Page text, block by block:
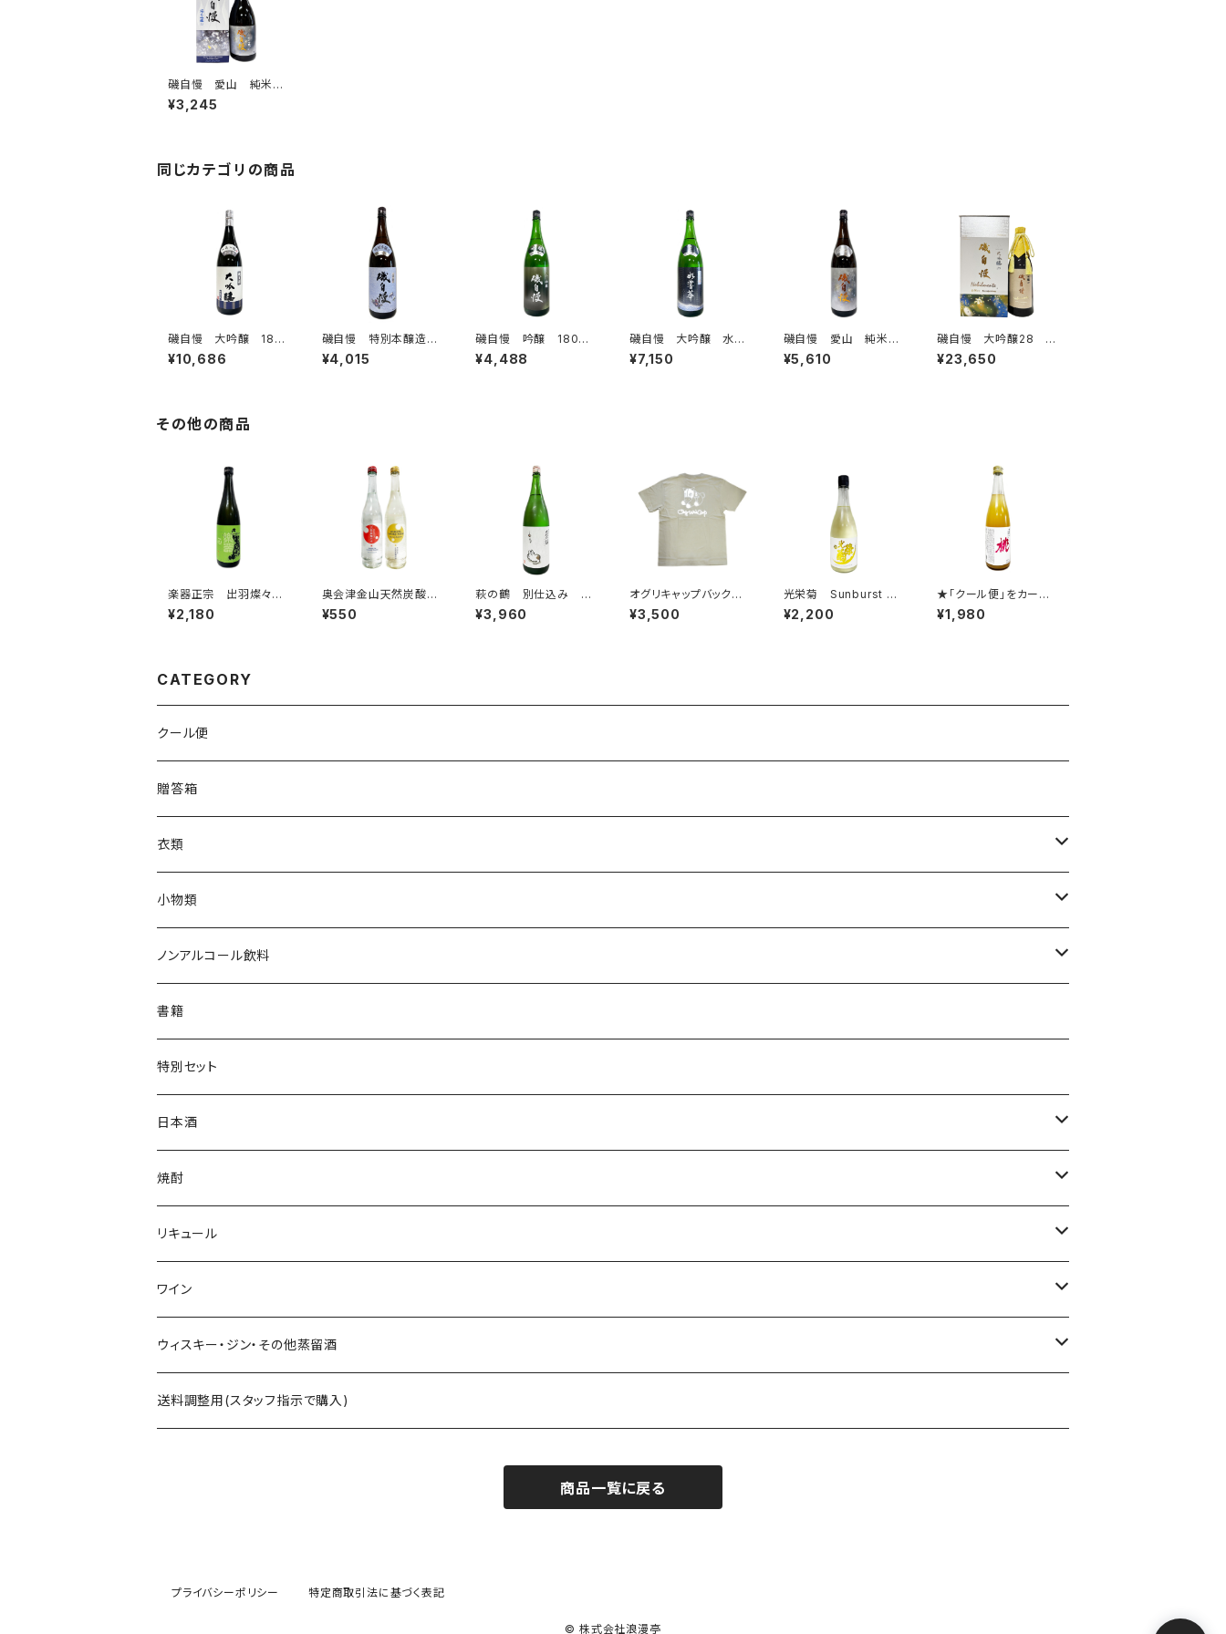
磯自慢 愛山 純米吟
醸 720ml
¥3,245
同じカテゴリの商品
磯自慢 大吟醸 180
0ml
¥10,686
磯自慢 特別本醸造
1800ml
¥4,015
磯自慢 吟醸 1800
ml
¥4,488
磯自慢 大吟醸 水響
華 1800ml
¥7,150
磯自慢 愛山 純米吟
醸 1800ml
¥5,610
磯自慢 大吟醸28 N
obilmente ノビルメン
テ 720ml
¥23,650
その他の商品
楽器正宗 出羽燦々
純米吟醸 中取り 72
0ml
¥2,180
奥会津金山天然炭酸の
水 赤ビン＆金ビン 5
00ml
¥550
萩の鶴 別仕込み 夕
涼み猫 1800ml
¥3,960
オグリキャップバックプ
リントTシャツ カー
キ Lサイズ
¥3,500
光栄菊 Sunburst サ
ンバースト 無濾過生
原酒 720ml
¥2,200
★「クール便」をカート
に追加してご注文くださ
い。★鳳凰美田 桃リキ
¥1,980
CATEGORY
クール便
贈答箱
衣類
Tシャツ
ジャンパー
帽子・ニット帽
タオル・トートバッグ
小物類
枡
絵馬
キーホルダー
ミニゼッケン
ノンアルコール飲料
水
サイダー
甘酒
天然炭酸水
書籍
特別セット
日本酒
シェフヒロ×市野屋
浪漫亭企画商品
八戸酒造 陸奥八仙
六花酒造 杜來
米鶴酒造 米鶴
焼酎
ｻｸﾗｵﾌﾞﾙﾜﾘｰ ダルマ焼酎
尾鈴山蒸留所 山ねこ 山猿 山翡翠 など
西酒造 宝山シリーズ 一粒の麦 など
黒木本店 中々 㐂六 など
リキュール
ｻｸﾗｵﾌﾞﾙﾜﾘ- 紫蘇ダルマ
九重雑賀 雑賀梅酒
城陽酒造 青谷の梅
ワイン
勝沼醸造 アルガブランカシリーズ アルガーノシリーズ
オーパスワン
ウィスキー・ジン・その他蒸留酒
ｻｸﾗｵﾌﾞﾙﾜﾘｰｱﾝﾄﾞﾃﾞｨｽﾃｨﾗﾘｰ 桜尾など
送料調整用(スタッフ指示で購入)
商品一覧に戻る
プライバシーポリシー 特定商取引法に基づく表記
© 株式会社浪漫亭